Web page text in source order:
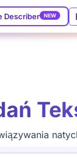
Describer NEW